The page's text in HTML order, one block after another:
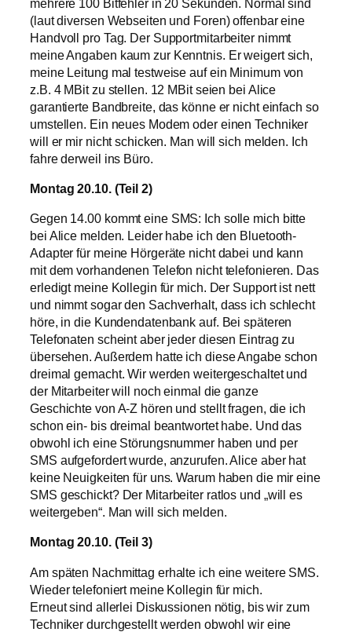
mehrere 100 Bitfehler in 20 Sekunden. Normal sind
(laut diversen Webseiten und Foren) offenbar eine
Handvoll pro Tag. Der Supportmitarbeiter nimmt
meine Angaben kaum zur Kenntnis. Er weigert sich,
meine Leitung mal testweise auf ein Minimum von
z.B. 4 MBit zu stellen. 12 MBit seien bei Alice
garantierte Bandbreite, das könne er nicht einfach so
umstellen. Ein neues Modem oder einen Techniker
will er mir nicht schicken. Man will sich melden. Ich
fahre derweil ins Büro.
Montag 20.10. (Teil 2)
Gegen 14.00 kommt eine SMS: Ich solle mich bitte
bei Alice melden. Leider habe ich den Bluetooth-
Adapter für meine Hörgeräte nicht dabei und kann
mit dem vorhandenen Telefon nicht telefonieren. Das
erledigt meine Kollegin für mich. Der Support ist nett
und nimmt sogar den Sachverhalt, dass ich schlecht
höre, in die Kundendatenbank auf. Bei späteren
Telefonaten scheint aber jeder diesen Eintrag zu
übersehen. Außerdem hatte ich diese Angabe schon
dreimal gemacht. Wir werden weitergeschaltet und
der Mitarbeiter will noch einmal die ganze
Geschichte von A-Z hören und stellt fragen, die ich
schon ein- bis dreimal beantwortet habe. Und das
obwohl ich eine Störungsnummer haben und per
SMS aufgefordert wurde, anzurufen. Alice aber hat
keine Neuigkeiten für uns. Warum haben die mir eine
SMS geschickt? Der Mitarbeiter ratlos und „will es
weitergeben“. Man will sich melden.
Montag 20.10. (Teil 3)
Am späten Nachmittag erhalte ich eine weitere SMS.
Wieder telefoniert meine Kollegin für mich.
Erneut sind allerlei Diskussionen nötig, bis wir zum
Techniker durchgestellt werden obwohl wir eine